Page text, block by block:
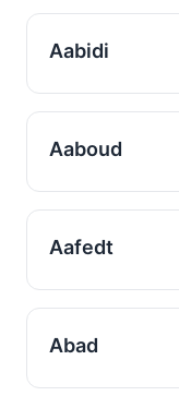
Aabidi
Aaboud
Aafedt
Abad